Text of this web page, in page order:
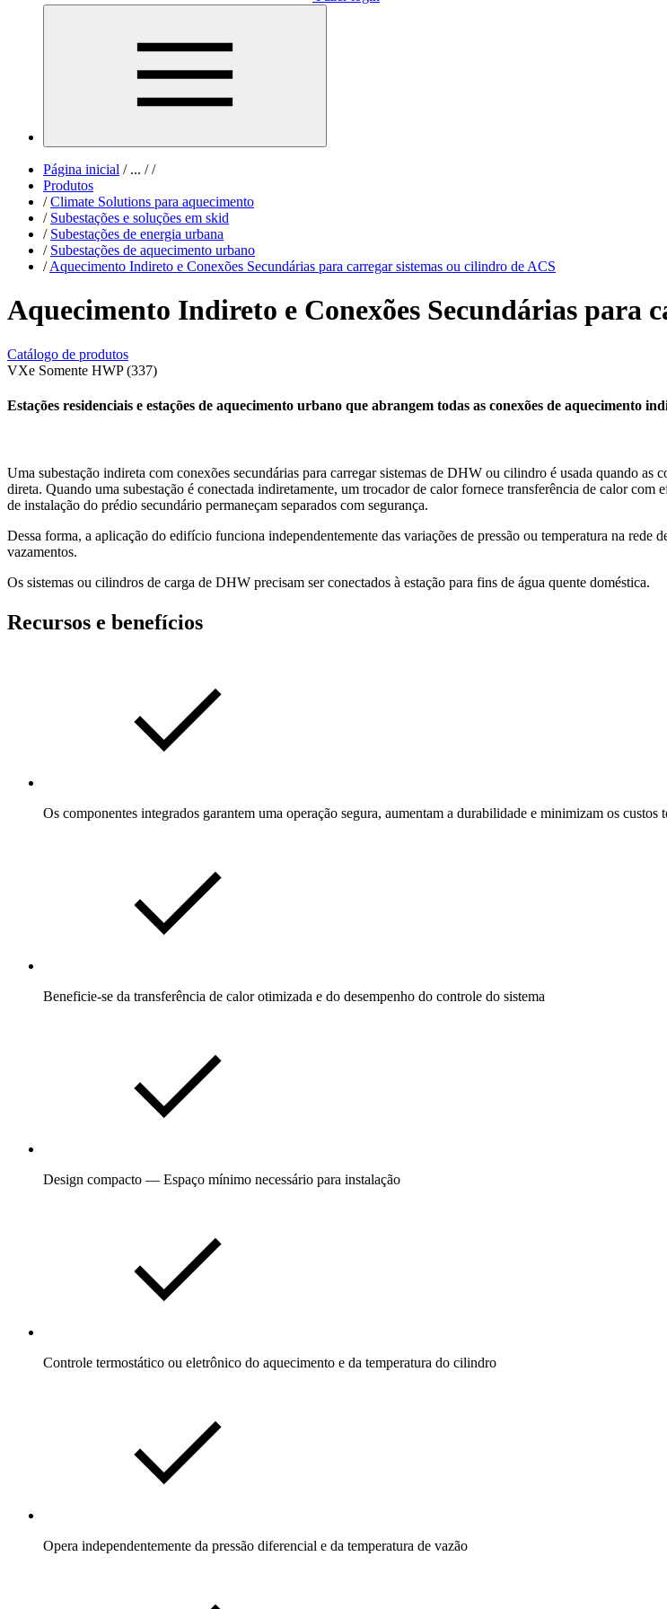
Página inicial /... / /
Produtos
/ Climate Solutions para aquecimento
/ Subestações e soluções em skid
/ Subestações de energia urbana
/ Subestações de aquecimento urbano
/ Aquecimento Indireto e Conexões Secundárias para carregar sistemas ou cilindro de ACS
Aquecimento Indireto e Conexões Secundárias para
Catálogo de produtos
VXe Somente HWP (337)​
Estações residenciais e estações de aquecimento urbano que abrangem todas as conexões de aquecimento
Uma subestação indireta com conexões secundárias para carregar sistemas de DHW ou cilindro é usada quando as
direta. Quando uma subestação é conectada indiretamente, um trocador de calor fornece transferência de calor com
de instalação do prédio secundário permaneçam separados com segurança.
Dessa forma, a aplicação do edifício funciona independentemente das variações de pressão ou temperatura na rede
vazamentos.
Os sistemas ou cilindros de carga de DHW precisam ser conectados à estação para fins de água quente doméstica.
Recursos e benefícios
Os componentes integrados garantem uma operação segura, aumentam a durabilidade e minimizam os custos
Beneficie-se da transferência de calor otimizada e do desempenho do controle do sistema
Design compacto — Espaço mínimo necessário para instalação
Controle termostático ou eletrônico do aquecimento e da temperatura do cilindro
Opera independentemente da pressão diferencial e da temperatura de vazão